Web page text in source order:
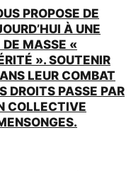
PROPOSE DE
À UNE
MASSE «
». SOUTENIR
LEUR COMBAT
DROITS PASSE PAR
COLLECTIVE